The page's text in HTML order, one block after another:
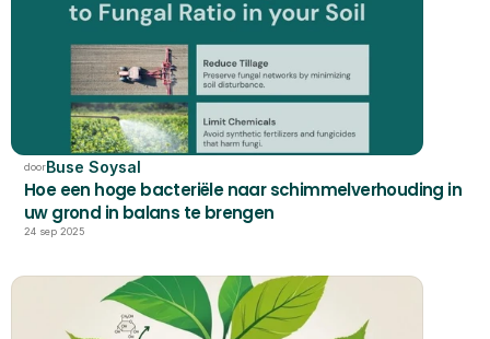
doorBuse Soysal
Hoe een hoge bacteriële naar schimmelverhouding in
uw grond in balans te brengen
24 sep 2025